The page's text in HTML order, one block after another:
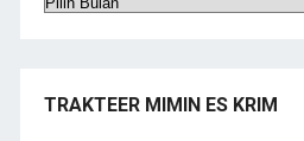
TRAKTEER MIMIN ES KRIM